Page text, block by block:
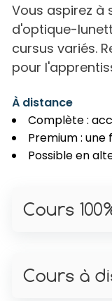
Vous aspirez à
d'optique-
cursus variés.
pour
À distance
Complète :
Premium :
Possible en
Cours
Cours à